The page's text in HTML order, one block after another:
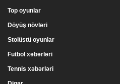
Top oyunlar
Döyüş növləri
Stolüstü oyunlar
Futbol xəbərləri
Tennis xəbərləri